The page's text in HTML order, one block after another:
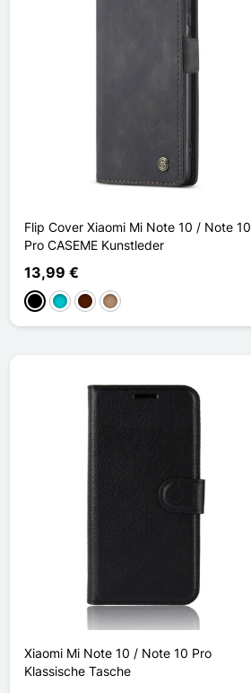
Flip Cover Xiaomi Mi Note 10 / Note 10
Pro CASEME Kunstleder
13,99 €
Schwarz
TürkisDunkelbraun
Taupe
Xiaomi Mi Note 10 / Note 10 Pro
Klassische Tasche